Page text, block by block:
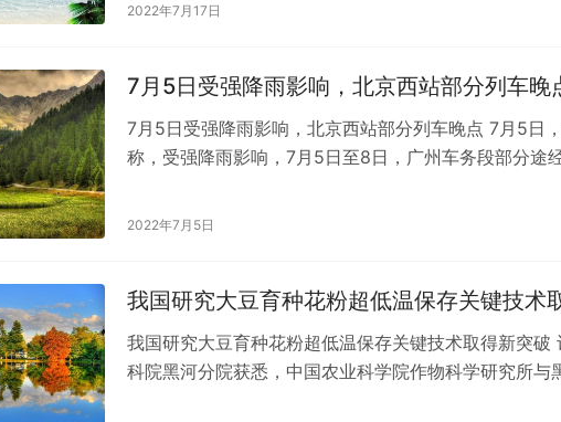
2022年7月17日
7月5日受强降雨影响，北京西站部分列车晚
7月5日受强降雨影响，北京西站部分列车晚点 7月5日
称，受强降雨影响，7月5日至8日，广州车务段部分途
2022年7月5日
我国研究大豆育种花粉超低温保存关键技术
我国研究大豆育种花粉超低温保存关键技术取得新突破
科院黑河分院获悉，中国农业科学院作物科学研究所与